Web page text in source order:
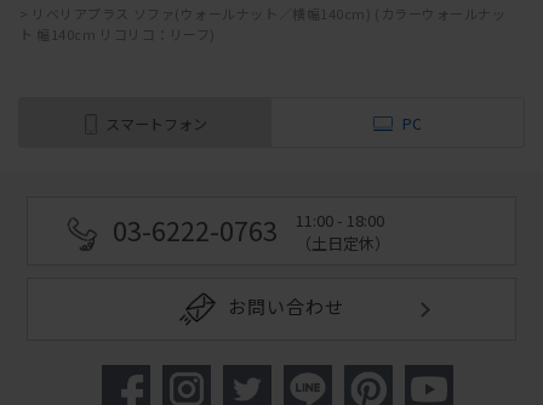
リベリアプラス ソファ(ウォールナット／横幅140cm) (カラーウォールナッ
ト 幅140cm リコリコ：リーフ)
スマートフォン PC
03-6222-0763
11:00 - 18:00
（土日定休）
お問い合わせ